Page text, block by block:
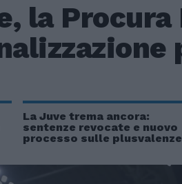
la
La Juve trema ancora:
sentenze revocate e nuovo
processo sulle plusvalenze